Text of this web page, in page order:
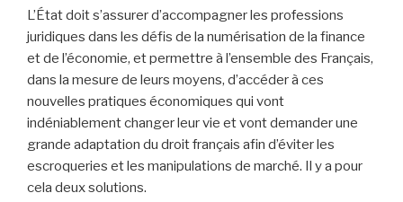
L’État doit s’assurer d’accompagner les professions
juridiques dans les défis de la numérisation de la finance
et de l’économie, et permettre à l’ensemble des Français,
dans la mesure de leurs moyens, d’accéder à ces
nouvelles pratiques économiques qui vont
indéniablement changer leur vie et vont demander une
grande adaptation du droit français afin d’éviter les
escroqueries et les manipulations de marché. Il y a pour
cela deux solutions.